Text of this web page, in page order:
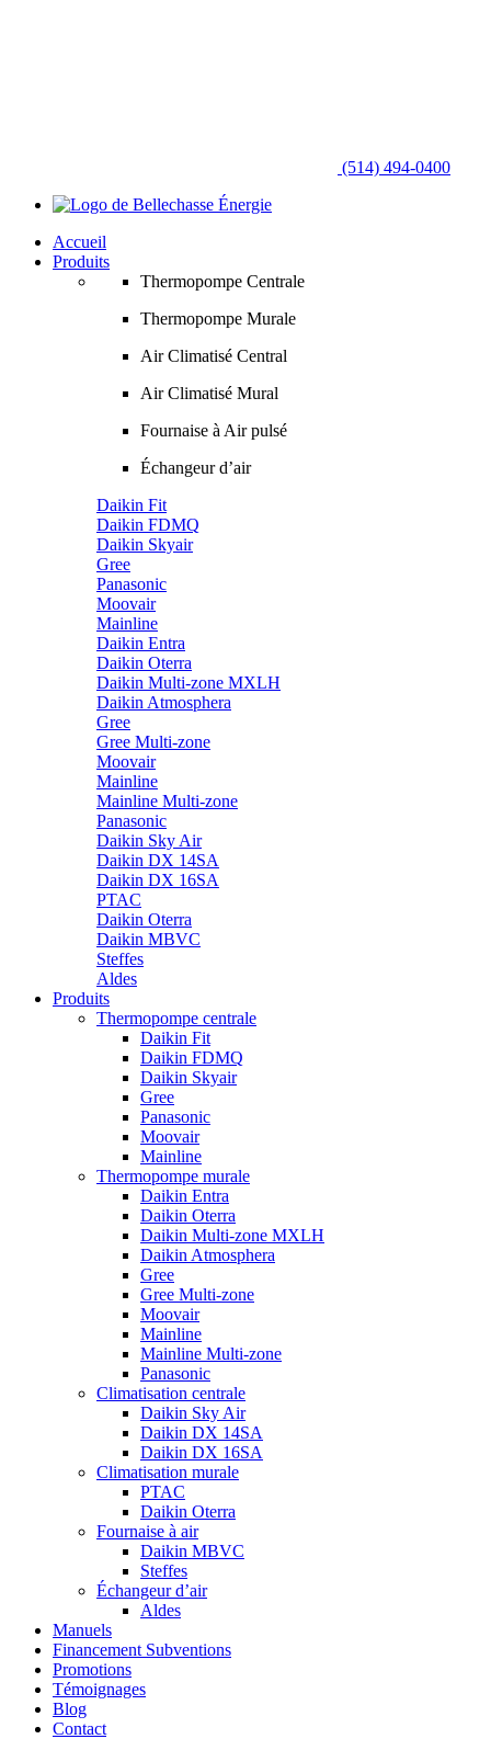
(514) 494-0400
Accueil
Produits
Thermopompe Centrale
Thermopompe Murale
Air Climatisé Central
Air Climatisé Mural
Fournaise à Air pulsé
Échangeur d’air
Daikin Fit
Daikin FDMQ
Daikin Skyair
Gree
Panasonic
Moovair
Mainline
Daikin Entra
Daikin Oterra
Daikin Multi-zone MXLH
Daikin Atmosphera
Gree
Gree Multi-zone
Moovair
Mainline
Mainline Multi-zone
Panasonic
Daikin Sky Air
Daikin DX 14SA
Daikin DX 16SA
PTAC
Daikin Oterra
Daikin MBVC
Steffes
Aldes
Produits
Thermopompe centrale
Daikin Fit
Daikin FDMQ
Daikin Skyair
Gree
Panasonic
Moovair
Mainline
Thermopompe murale
Daikin Entra
Daikin Oterra
Daikin Multi-zone MXLH
Daikin Atmosphera
Gree
Gree Multi-zone
Moovair
Mainline
Mainline Multi-zone
Panasonic
Climatisation centrale
Daikin Sky Air
Daikin DX 14SA
Daikin DX 16SA
Climatisation murale
PTAC
Daikin Oterra
Fournaise à air
Daikin MBVC
Steffes
Échangeur d’air
Aldes
Manuels
Financement Subventions
Promotions
Témoignages
Blog
Contact